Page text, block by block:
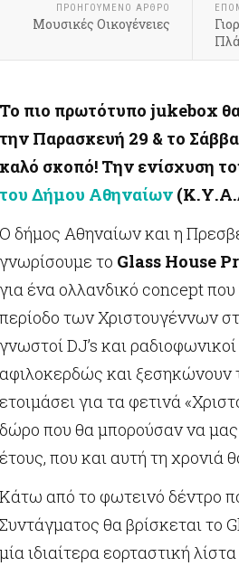
ΠΡΟΗΓΟΎΜΕΝΟ ΆΡΘΡΟ
Μουσικές Οικογένειες
Το πιο πρωτότυπο jukebox
την Παρασκευή 29 & το
καλό σκοπό! Την ενίσχυση
του Δήμου Αθηναίων
Ο δήμος Αθηναίων και η
γνωρίσουμε το Glass House
για ένα ολλανδικό concept
περίοδο των Χριστουγέννων
γνωστοί DJ’s και
αφιλοκερδώς και ξεσηκώνουν
ετοιμάσει για τα φετινά
δώρο που θα μπορούσαν να μας
έτους, που και αυτή τη χρονιά
Κάτω από το φωτεινό δέντρο
Συντάγματος θα βρίσκεται το
μία ιδιαίτερα εορταστική